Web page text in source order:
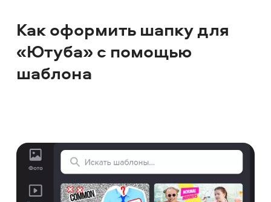
Как оформить шапку для
«Ютуба» с помощью
шаблона